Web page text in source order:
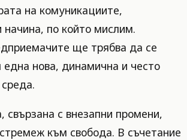
на комуникациите,
начина, по който мислим.
ще трябва да се
нова, динамична и често
свързана с внезапни промени,
към свобода. В съчетание